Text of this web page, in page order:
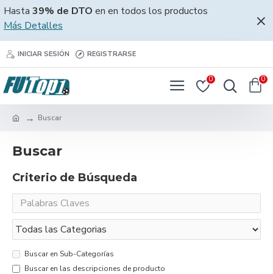
Hasta 39% de DTO en en todos los productos
Más Detalles
INICIAR SESIÓN REGISTRARSE
0 0
Buscar
Buscar
Criterio de Búsqueda
Buscar en Sub-Categorías
Buscar en las descripciones de producto